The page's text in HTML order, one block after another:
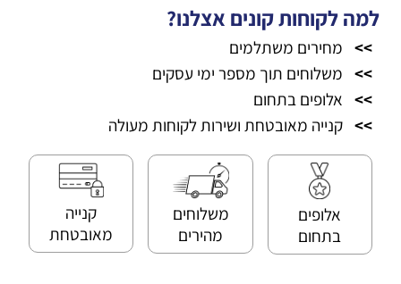
למה לקוחות קונים אצלנו?
>> מחירים משתלמים
>> משלוחים תוך מספר ימי עסקים
>> אלופים בתחום
>> קנייה מאובטחת ושירות לקוחות מעולה
אלופים
בתחום
משלוחים
מהירים
קנייה
מאובטחת